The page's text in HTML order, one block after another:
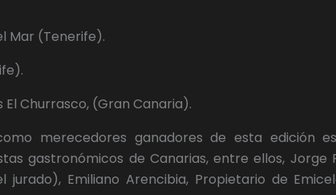
Mar (Tenerife).
Churrasco, (Gran Canaria).
merecedores ganadores de esta edición
gastronómicos de Canarias, entre ellos, Jorge
Emiliano Arencibia, Propietario de